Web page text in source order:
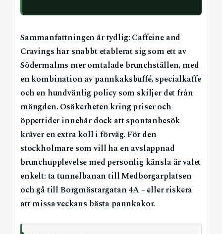
Sammanfattningen är tydlig: Caffeine and
Cravings har snabbt etablerat sig som ett av
Södermalms mer omtalade brunchställen, med
en kombination av pannkaksbuffé, specialkaffe
och en hundvänlig policy som skiljer det från
mängden. Osäkerheten kring priser och
öppettider innebär dock att spontanbesök
kräver en extra koll i förväg. För den
stockholmare som vill ha en avslappnad
brunchupplevelse med personlig känsla är valet
enkelt: ta tunnelbanan till Medborgarplatsen
och gå till Borgmästargatan 4A – eller riskera
att missa veckans bästa pannkakor.